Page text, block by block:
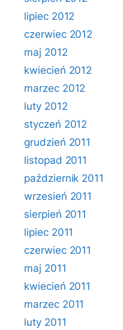
lipiec 2012
czerwiec 2012
maj 2012
kwiecień 2012
marzec 2012
luty 2012
styczeń 2012
grudzień 2011
listopad 2011
październik 2011
wrzesień 2011
sierpień 2011
lipiec 2011
czerwiec 2011
maj 2011
kwiecień 2011
marzec 2011
luty 2011